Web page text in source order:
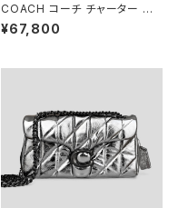
COACH コーチ チャーター フラ
ップ クロスボディ バッグ 24 ラ
ブドレザー ブラック ライトタン
¥67,800